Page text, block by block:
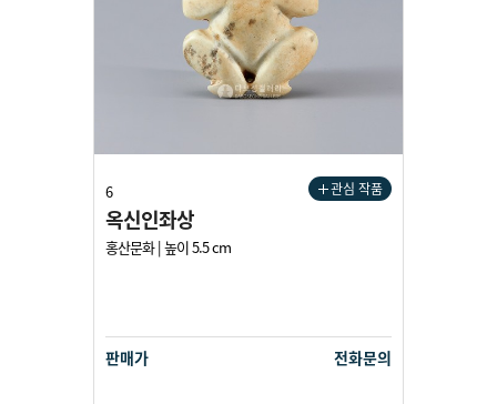
관심 작품
6
옥신인좌상
홍산문화 | 높이 5.5 cm
판매가 전화문의